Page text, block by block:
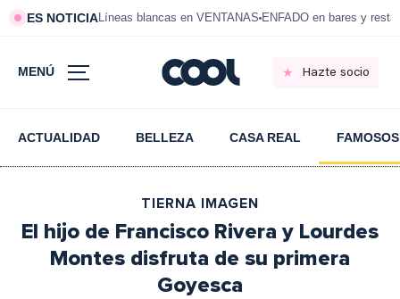
ES NOTICIALíneas blancas en VENTANAS ENFADO en bares y
MENÚ Hazte socio
ACTUALIDAD BELLEZA CASA REAL FAMOSOS
TIERNA IMAGEN
El hijo de Francisco Rivera y Lourdes
Montes disfruta de su primera
Goyesca